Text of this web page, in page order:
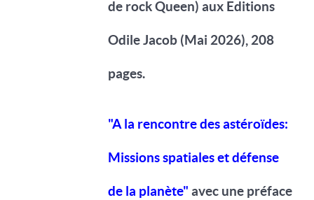
de rock Queen) aux Editions
Odile Jacob (Mai 2026), 208
pages.
"A la rencontre des astéroïdes:
Missions spatiales et défense
de la planète" avec une préface